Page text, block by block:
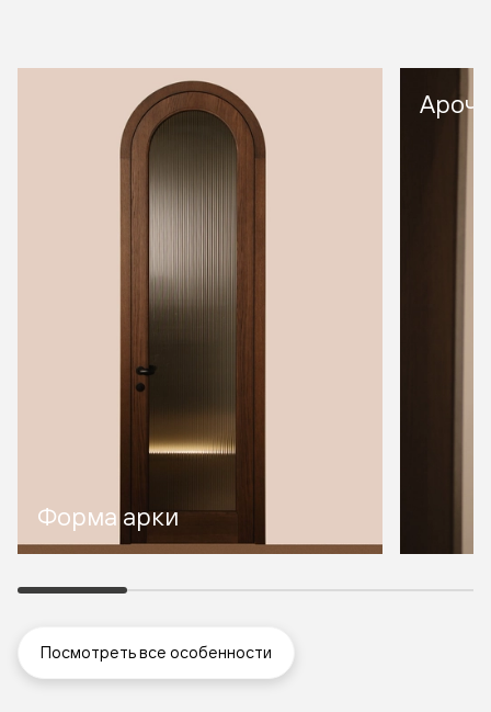
Форма арки
Посмотреть все особенности